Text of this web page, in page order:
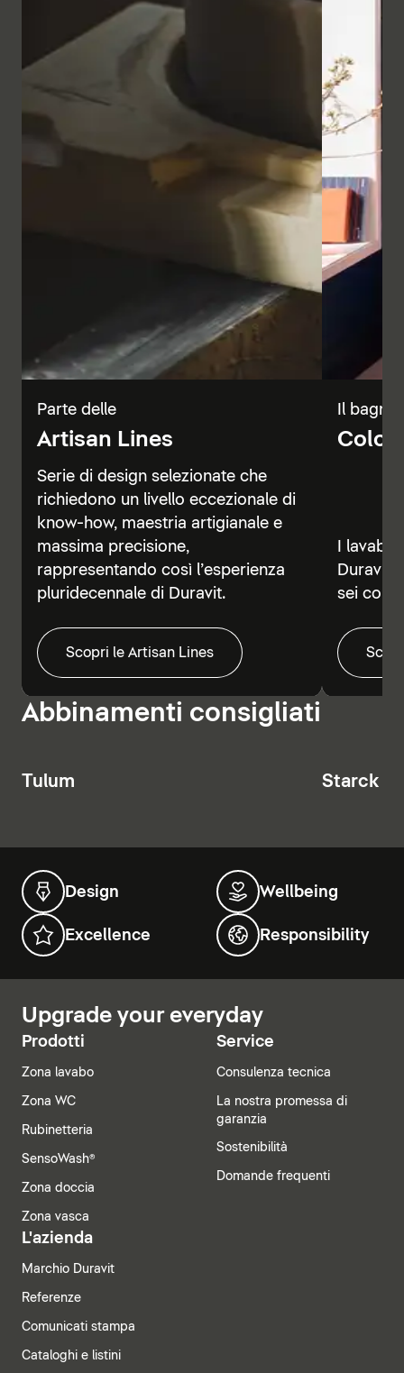
Parte delle
Artisan Lines
Serie di design selezionate che
richiedono un livello eccezionale di
know-how, maestria artigianale e
massima precisione,
rappresentando così l’esperienza
pluridecennale di Duravit.
Scopri le Artisan Lines
Il
Color
I
Duravit
sei
Abbinamenti consigliati
Tulum Starck T
Design Wellbeing
Excellence Responsibility
Upgrade your everyday
Prodotti
Zona lavabo
Zona WC
Rubinetteria
SensoWash®
Zona doccia
Zona vasca
Service
Consulenza tecnica
La nostra promessa di
garanzia
Sostenibilità
Domande frequenti
L'azienda
Marchio Duravit
Referenze
Comunicati stampa
Cataloghi e listini